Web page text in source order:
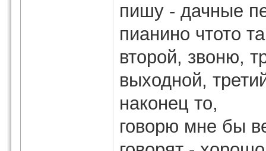
пишу - дачные
пианино чтото
второй, звоню,
выходной,
наконец то,
говорю мне бы